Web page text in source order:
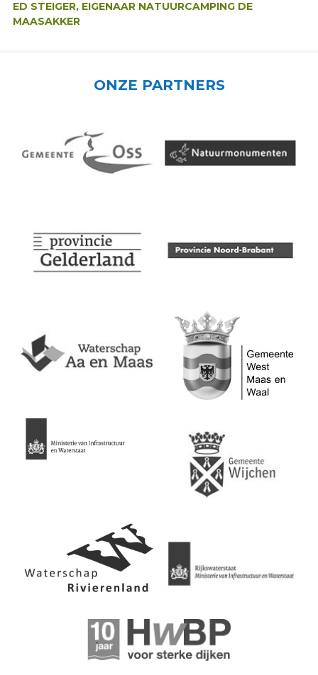
ED STEIGER, EIGENAAR NATUURCAMPING DE
MAASAKKER
ONZE PARTNERS